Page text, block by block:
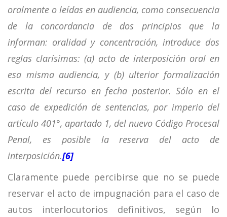
oralmente o leídas en audiencia, como consecuencia
de la concordancia de dos principios que la
informan: oralidad y concentración, introduce dos
reglas clarísimas: (a) acto de interposición oral en
esa misma audiencia, y (b) ulterior formalización
escrita del recurso en fecha posterior. Sólo en el
caso de expedición de sentencias, por imperio del
artículo 401°, apartado 1, del nuevo Código Procesal
Penal, es posible la reserva del acto de
interposición.[6]
Claramente puede percibirse que no se puede
reservar el acto de impugnación para el caso de
autos interlocutorios definitivos, según lo